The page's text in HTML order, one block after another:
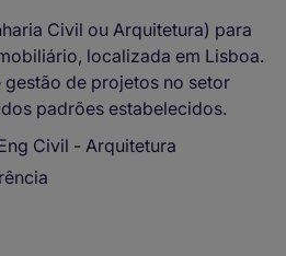
Civil ou Arquitetura) para
localizada em Lisboa.
de projetos no setor
padrões estabelecidos.
Civil - Arquitetura